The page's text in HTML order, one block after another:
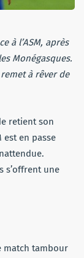
à l’ASM, après
Monégasques.
à rêver de
retient son
est en passe
s’offrent une
match tambour